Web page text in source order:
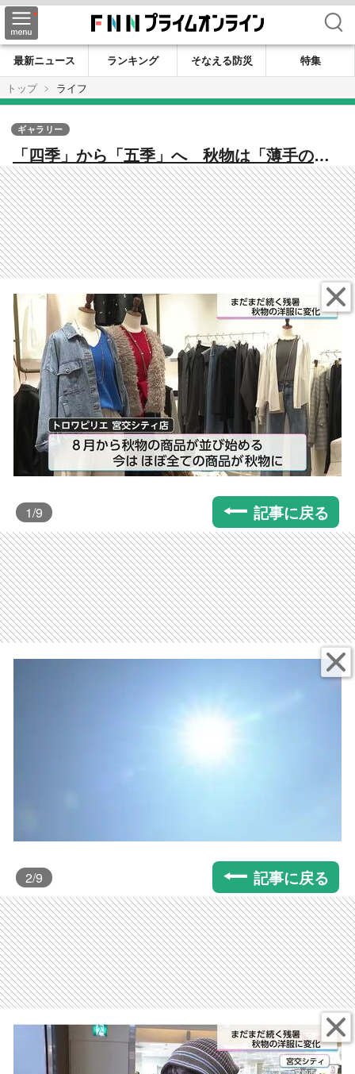
検索
最新ニュース ランキング そなえる防災
特集
トップ
ライフ
「四季」から「五季」へ 秋物は「薄手の長
袖」「涼しげなニット」が人気 猛暑に対応
するアパレル業界の販売戦略とは
ギャラリー
1/9 記事に戻る
2/9 記事に戻る